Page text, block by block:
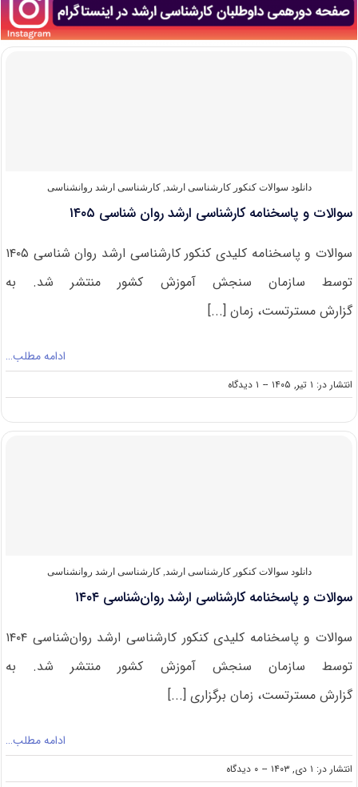
دانلود سوالات کنکور کارشناسی ارشد,کارشناسی ارشد روانشناسی
سوالات و پاسخنامه کارشناسی ارشد روان شناسی ۱۴۰۵
سوالات و پاسخنامه کلیدی کنکور کارشناسی ارشد روان شناسی ۱۴۰۵
توسط سازمان سنجش آموزش کشور منتشر شد. به
گزارش مسترتست، زمان [...]
ادامه مطلب…
انتشار در: ۱ تیر, ۱۴۰۵ -- ۱ دیدگاه
on
سوالات
پاسخنامه
دانلود سوالات کنکور کارشناسی ارشد,کارشناسی ارشد روانشناسی
سوالات و پاسخنامه کارشناسی ارشد روان‌شناسی ۱۴۰۴
سوالات و پاسخنامه کلیدی کنکور کارشناسی ارشد روان‌شناسی ۱۴۰۴
توسط سازمان سنجش آموزش کشور منتشر شد. به
گزارش مسترتست، زمان برگزاری [...]
ادامه مطلب…
انتشار در: ۱ دی, ۱۴۰۳ -- ۰ دیدگاه
on
سوالات